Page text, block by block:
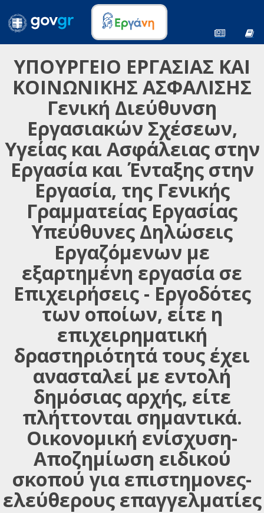
ΥΠΟΥΡΓΕΙΟ ΕΡΓΑΣΙΑΣ ΚΑΙ
ΚΟΙΝΩΝΙΚΗΣ ΑΣΦΑΛΙΣΗΣ
Γενική Διεύθυνση
Εργασιακών Σχέσεων,
Υγείας και Ασφάλειας στην
Εργασία και Ένταξης στην
Εργασία, της Γενικής
Γραμματείας Εργασίας
Υπεύθυνες Δηλώσεις
Εργαζόμενων με
εξαρτημένη εργασία σε
Επιχειρήσεις - Εργοδότες
των οποίων, είτε η
επιχειρηματική
δραστηριότητά τους έχει
ανασταλεί με εντολή
δημόσιας αρχής, είτε
πλήττονται σημαντικά.
Οικονομική ενίσχυση-
Αποζημίωση ειδικού
σκοπού για επιστημονες-
ελεύθερους επαγγελματίες